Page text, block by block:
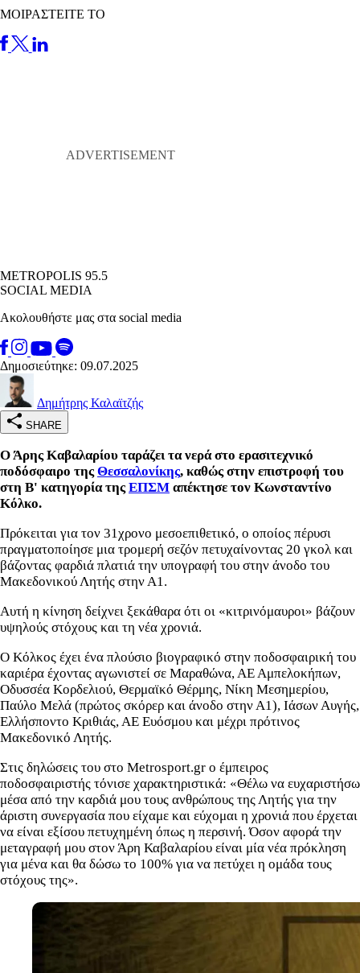
ΜΟΙΡΑΣΤΕΙΤΕ ΤΟ
METROPOLIS 95.5
SOCIAL MEDIA
Ακολουθήστε μας στα social media
Δημοσιεύτηκε: 09.07.2025
Δημήτρης Καλαϊτζής
SHARE
Ο Άρης Καβαλαρίου ταράζει τα νερά στο ερασιτεχνικό
ποδόσφαιρο τηςΘεσσαλονίκης, καθώς στην επιστροφή του
στη Β' κατηγορία τηςΕΠΣΜ απέκτησε τον Κωνσταντίνο
Κόλκο.
Πρόκειται για τον 31χρονο μεσοεπιθετικό, ο οποίος πέρυσι
πραγματοποίησε μια τρομερή σεζόν πετυχαίνοντας 20 γκολ και
βάζοντας φαρδιά πλατιά την υπογραφή του στην άνοδο του
Μακεδονικού Λητής στην Α1.
Αυτή η κίνηση δείχνει ξεκάθαρα ότι οι «κιτρινόμαυροι» βάζουν
υψηλούς στόχους και τη νέα χρονιά.
Ο Κόλκος έχει ένα πλούσιο βιογραφικό στην ποδοσφαιρική του
καριέρα έχοντας αγωνιστεί σε Μαραθώνα, ΑΕ Αμπελοκήπων,
Οδυσσέα Κορδελιού, Θερμαϊκό Θέρμης, Νίκη Μεσημερίου,
Παύλο Μελά (πρώτος σκόρερ και άνοδο στην Α1), Ιάσων Αυγής,
Ελλήσποντο Κριθιάς, ΑΕ Ευόσμου και μέχρι πρότινος
Μακεδονικό Λητής.
Στις δηλώσεις του στο Metrosport.gr ο έμπειρος
ποδοσφαιριστής τόνισε χαρακτηριστικά: «Θέλω να ευχαριστήσω
μέσα από την καρδιά μου τους ανθρώπους της Λητής για την
άριστη συνεργασία που είχαμε και εύχομαι η χρονιά που έρχεται
να είναι εξίσου πετυχημένη όπως η περσινή. Όσον αφορά την
μεταγραφή μου στον Άρη Καβαλαρίου είναι μία νέα πρόκληση
για μένα και θα δώσω το 100% για να πετύχει η ομάδα τους
στόχους της».